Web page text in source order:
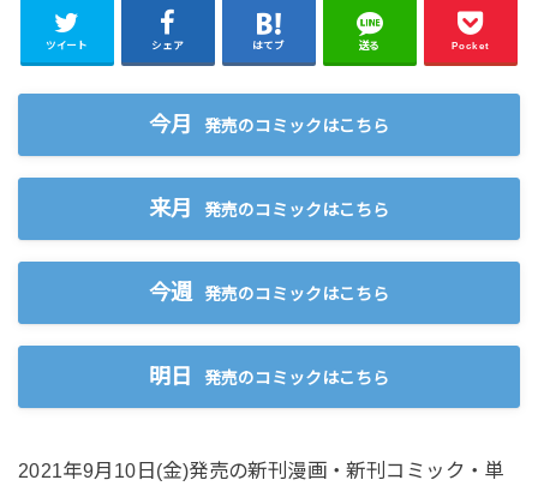
ツイート シェア はてブ 送る Pocket
今月 発売のコミックはこちら
来月 発売のコミックはこちら
今週 発売のコミックはこちら
明日 発売のコミックはこちら
2021年9月10日(金)発売の新刊漫画・新刊コミック・単